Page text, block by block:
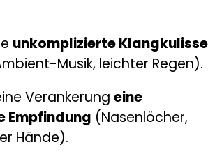
unkomplizierte Klangkulisse
Musik, leichter Regen).
Verankerung eine
Empfindung (Nasenlöcher,
Hände).